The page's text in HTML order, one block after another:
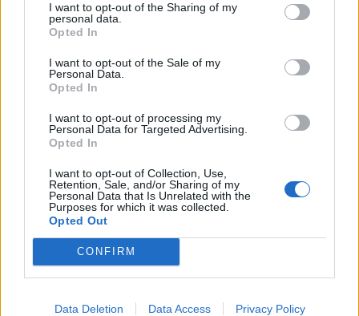
I want to opt-out of the Sharing of my
personal data.
Opted In
I want to opt-out of the Sale of my
Personal Data.
Opted In
I want to opt-out of processing my
Personal Data for Targeted Advertising.
Opted In
I want to opt-out of Collection, Use,
Retention, Sale, and/or Sharing of my
Personal Data that Is Unrelated with the
Purposes for which it was collected.
Opted Out
CONFIRM
Data Deletion Data Access Privacy Policy
900 ezres a fizetés átlagosan ennél a hazai
vállalatnál: sok álláshoz még tapasztalat sem
Heti összefoglaló a Pénzcentrum legolvasottabb
cikkeiből: ezek a témák mozgatták meg leginkább az